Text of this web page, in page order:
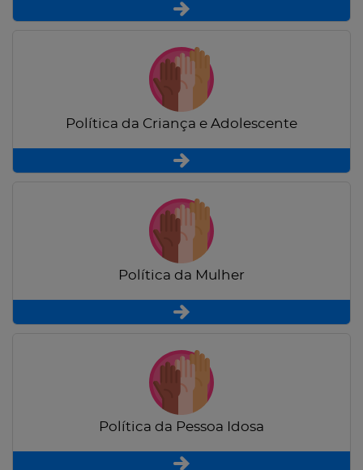
Política da Criança e Adolescente
Política da Mulher
Política da Pessoa Idosa